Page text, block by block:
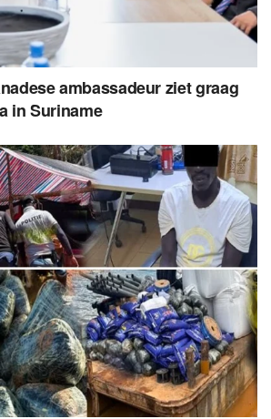
ambassadeur ziet graag
in Suriname